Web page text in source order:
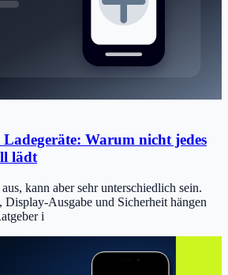
Warum nicht jedes
lädt
kann aber sehr unterschiedlich sein.
Display-Ausgabe und Sicherheit hängen
i